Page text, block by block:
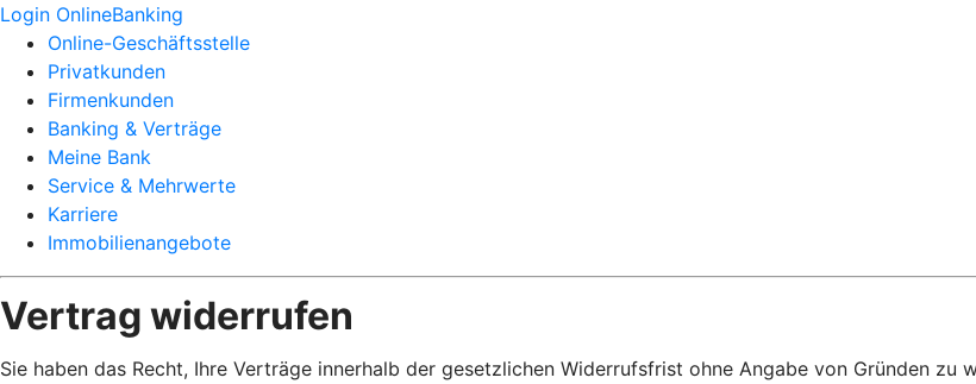
Login OnlineBanking
Online-Geschäftsstelle
Privatkunden
Firmenkunden
Banking & Verträge
Meine Bank
Service & Mehrwerte
Karriere
Immobilienangebote
Vertrag widerrufen
Sie haben das Recht, Ihre Verträge innerhalb der gesetzlichen Widerrufsfrist ohne Angabe von Gründen